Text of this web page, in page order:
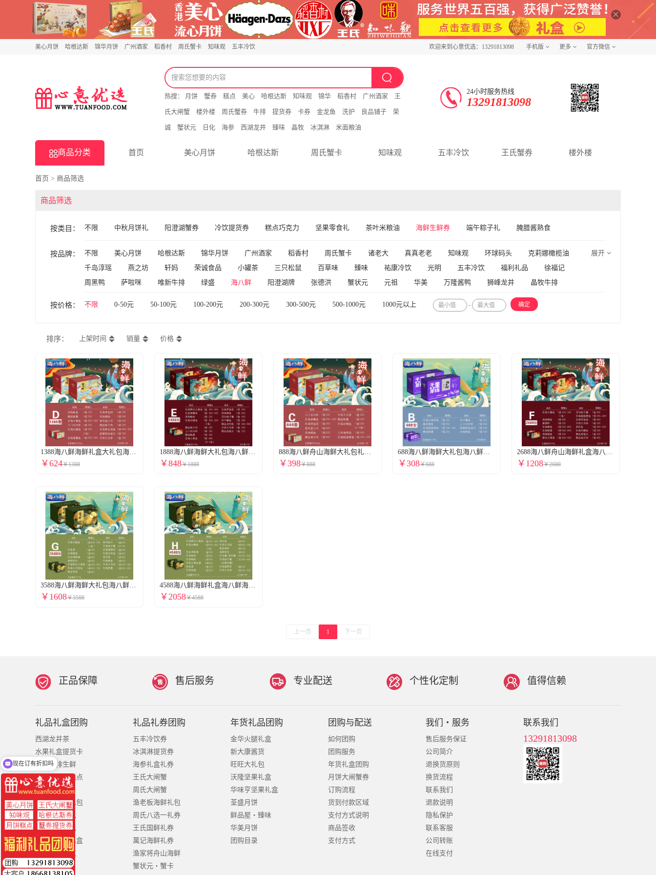
美心月饼 哈根达斯 锦华月饼 广州酒家 稻香村 周氏蟹卡 知味观 五丰冷饮 欢迎来到心意优选：13291813098 手机版 更多 官方微信
热搜： 月饼 蟹券 糕点 美心 哈根达斯 知味观 锦华 稻香村 广州酒家 王
氏大闸蟹 楼外楼 周氏蟹券 牛排 提货券 卡券 金龙鱼 洗护 良品铺子 荣
诚 蟹状元 日化 海参 西湖龙井 臻味 晶牧 冰淇淋 米面粮油
24小时服务热线
13291813098
商品分类 首页 美心月饼 哈根达斯 周氏蟹卡 知味观 五丰冷饮 王氏蟹券 楼外楼
首页 > 商品筛选
商品筛选
按类目： 不限 中秋月饼礼 阳澄湖蟹券 冷饮提货券 糕点巧克力 坚果零食礼 茶叶米粮油 海鲜生鲜券 端午粽子礼 腌腊酱熟食
按品牌： 不限 美心月饼 哈根达斯 锦华月饼 广州酒家 稻香村 周氏蟹卡 诸老大 真真老老 知味观 环球码头
克莉娜橄榄油
千岛淳瑶
燕之坊 轩妈 荣诚食品 小罐茶 三只松鼠 百草味 臻味 祐康冷饮 光明 五丰冷饮 福利礼品
徐福记
周黑鸭
萨啦咪 唯新牛排 绿盛 海八鲜 阳澄湖牌 张德洪 蟹状元 元祖 华美 万隆酱鸭 狮峰龙井
晶牧牛排
展开
按价格： 不限 0-50元 50-100元 100-200元 200-300元 300-500元 500-1000元 1000元以上 - 确定
排序： 上架时间 销量 价格
1388海八鲜海鲜礼盒大礼包海八鲜海鲜提货券舟山海鲜礼盒提货全国包邮到家13件4220g全国门店通用
￥624￥1388
1888海八鲜海鲜大礼包海八鲜海鲜礼盒礼包提货券舟山海鲜礼盒全国包邮到家15件4765g全国门店通用
￥848￥1888
888海八鲜舟山海鲜大礼包礼盒海八鲜海鲜卡券提货券海鲜礼盒全国包邮到家11件3640g全国门店通用
￥398￥888
688海八鲜海鲜大礼包海八鲜舟山海鲜礼盒大礼包提货券海鲜礼盒全国包邮到家8件2240g全国门店通用
￥308￥688
2688海八鲜舟山海鲜礼盒海八鲜海鲜大礼包提货券海鲜礼盒全国包邮到家15件5390g全国门店通用
￥1208￥2688
3588海八鲜海鲜大礼包海八鲜舟山海鲜礼盒大礼包海鲜礼盒提货券全国包邮到家16件7475g全国门店通用
￥1608￥3588
4588海八鲜海鲜礼盒海八鲜海鲜大礼包卡券舟山海鲜礼盒提货全国包邮到家16件6925g全国门店通用
￥2058￥4588
上一页 1 下一页
正品保障 售后服务 专业配送 个性化定制 值得信赖
礼品礼盒团购
西湖龙井茶
水果礼盒提货卡
晶牧牛排生鲜
泸溪河中式糕点
法丽兹糕点
王小卤礼盒礼包
米面粮油礼包
日化洗护礼包
稻香村粽子礼盒
锦华粽子糕点
礼品礼券团购
五丰冷饮券
冰淇淋提货券
海参礼盒礼券
王氏大闸蟹
周氏大闸蟹
渔老板海鲜礼包
周氏八选一礼券
王氏国鲜礼券
萬记海鲜礼券
渔家将舟山海鲜
蟹状元・蟹卡
年货礼品团购
金华火腿礼盒
新大康酱货
旺旺大礼包
沃隆坚果礼盒
华味亨坚果礼盒
荃盛月饼
鲜品屋・臻味
华美月饼
团购目录
团购与配送
如何团购
团购服务
年货礼盒团购
月饼大闸蟹券
订购流程
货到付款区域
支付方式说明
商品签收
支付方式
我们・服务
售后服务保证
公司简介
退换货原则
换货流程
联系我们
退款说明
隐私保护
联系客服
公司转账
在线支付
联系我们
13291813098
现在订有折扣吗